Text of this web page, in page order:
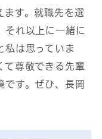
ます。就職先を選
それ以上に一緒に
私は思っていま
て尊敬できる先輩
です。ぜひ、長岡